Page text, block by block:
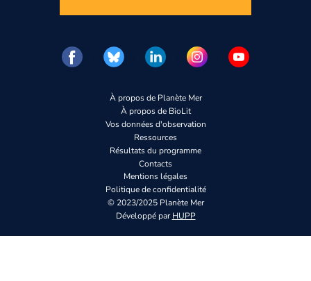
À propos de Planète Mer
À propos de BioLit
Vos données d'observation
Ressources
Résultats du programme
Contacts
Mentions légales
Politique de confidentialité
© 2023/2025 Planète Mer
Développé parHUPP